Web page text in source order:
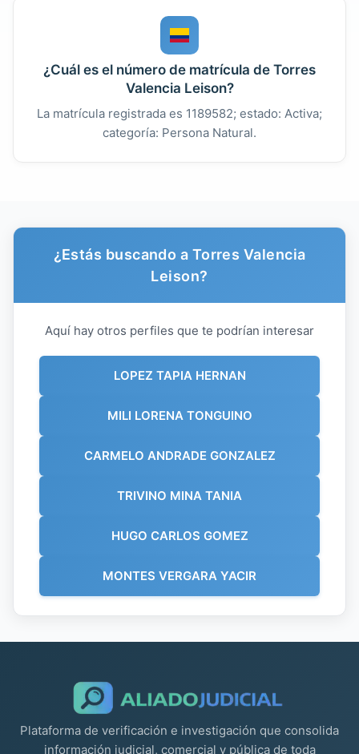
¿Cuál es el número de matrícula de Torres
Valencia Leison?
La matrícula registrada es 1189582; estado: Activa;
categoría: Persona Natural.
¿Estás buscando a Torres Valencia
Leison?
Aquí hay otros perfiles que te podrían interesar
LOPEZ TAPIA HERNAN
MILI LORENA TONGUINO
CARMELO ANDRADE GONZALEZ
TRIVINO MINA TANIA
HUGO CARLOS GOMEZ
MONTES VERGARA YACIR
Plataforma de verificación e investigación que consolida
información judicial, comercial y pública de toda